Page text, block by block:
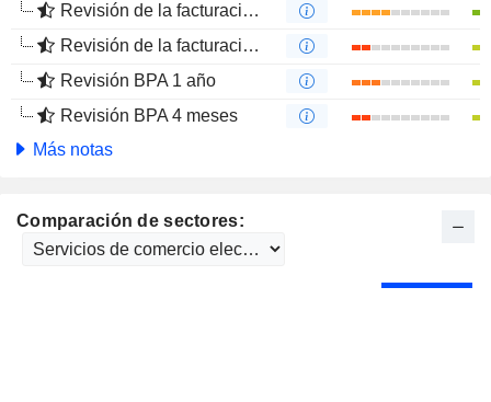
Revisión de la facturación 1 año
Revisión de la facturación 4 meses
Revisión BPA 1 año
Revisión BPA 4 meses
Más notas
Comparación de sectores: